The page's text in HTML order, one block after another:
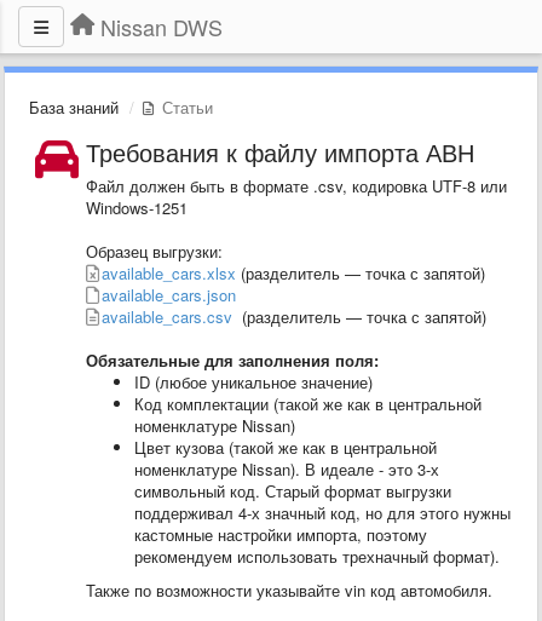
Nissan DWS
База знаний Статьи
Требования к файлу импорта АВН
Файл должен быть в формате .csv, кодировка UTF-8 или
Windows-1251
Образец выгрузки:
available_cars.xlsx (разделитель — точка с запятой)
available_cars.json
available_cars.csv (разделитель — точка с запятой)
Обязательные для заполнения поля:
ID (любое уникальное значение)
Код комплектации (такой же как в центральной
номенклатуре Nissan)
Цвет кузова (такой же как в центральной
номенклатуре Nissan). В идеале - это 3-х
символьный код. Старый формат выгрузки
поддерживал 4-х значный код, но для этого нужны
кастомные настройки импорта, поэтому
рекомендуем использовать трехначный формат).
Также по возможности указывайте vin код автомобиля.